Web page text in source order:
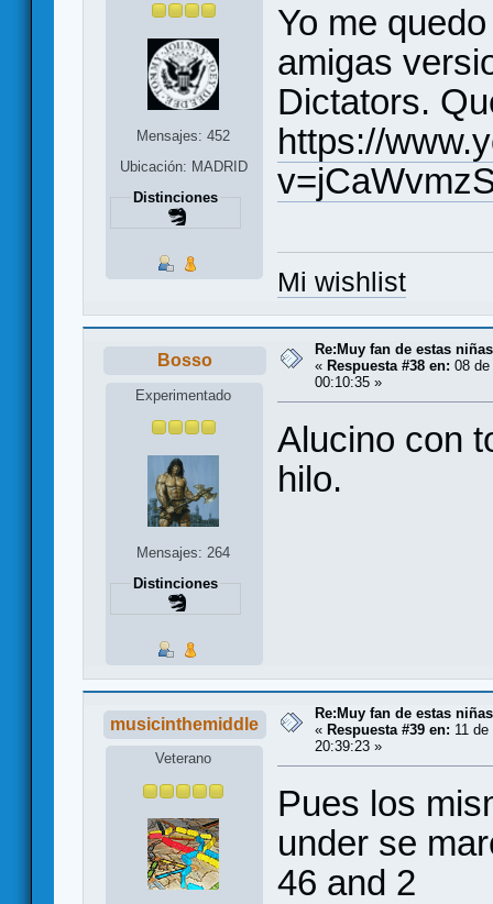
Mensajes: 452
Ubicación: MADRID
Distinciones
Yo me
amigas
Dictators.
https://
Mi wishlist
Bosso
Experimentado
Mensajes: 264
Distinciones
Re:Muy fan de estas
« Respuesta #38 en: 08
00:10:35 »
Alucino con
hilo.
musicinthemiddle
Veterano
Re:Muy fan de estas
« Respuesta #39 en: 11
20:39:23 »
Pues los
under se
46 and 2